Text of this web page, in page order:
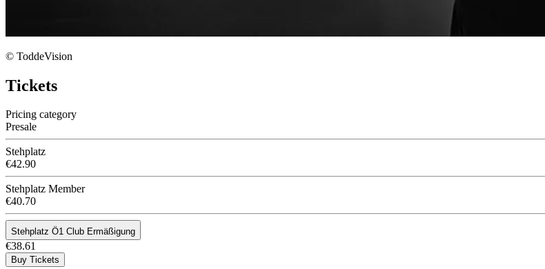
© ToddeVision
Tickets
Pricing category
Presale
Stehplatz
€42.90
Stehplatz Member
€40.70
Stehplatz Ö1 Club Ermäßigung
€38.61
Buy Tickets